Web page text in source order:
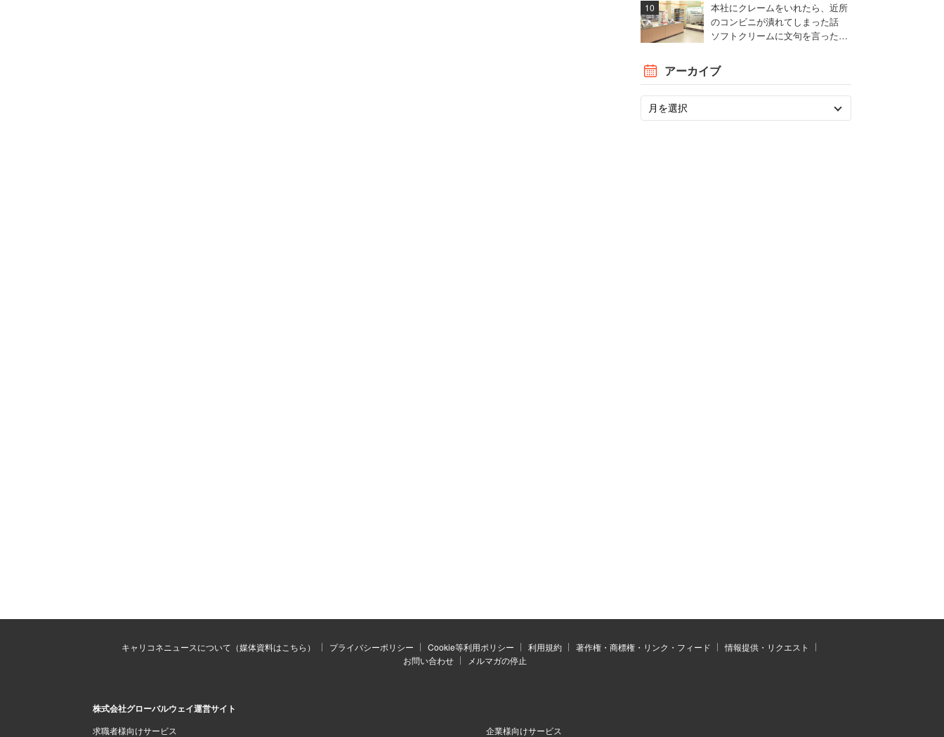
本社にクレームをいれたら、近所
のコンビニが潰れてしまった話
ソフトクリームに文句を言ったと
アーカイブ
キャリコネニュースについて（媒体資料はこちら） プライバシーポリシー Cookie等利用ポリシー 利用規約 著作権・商標権・リンク・フィード
情報提供・リクエスト
お問い合わせ
メルマガの停止
株式会社グローバルウェイ運営サイト
求職者様向けサービス 企業様向けサービス